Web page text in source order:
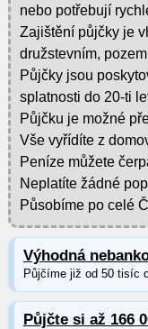
nebo potřebují
Zajištění půjčky je
družstevním,
Půjčky jsou
splatnosti do 20-ti
Půjčku je možné
Vše vyřídíte z
Peníze můžete
Neplatíte žádné
Působíme po celé
Výhodná
Půjčíme již od 50 tisíc
Půjčte si až 166